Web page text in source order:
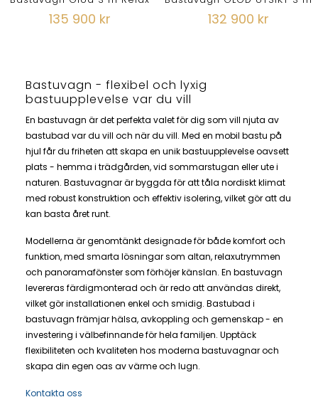
135 900 kr 132 900 kr
Bastuvagn - flexibel och lyxig
bastuupplevelse var du vill
En bastuvagn är det perfekta valet för dig som vill njuta av
bastubad var du vill och när du vill. Med en mobil bastu på
hjul får du friheten att skapa en unik bastuupplevelse oavsett
plats - hemma i trädgården, vid sommarstugan eller ute i
naturen. Bastuvagnar är byggda för att tåla nordiskt klimat
med robust konstruktion och effektiv isolering, vilket gör att du
kan basta året runt.
Modellerna är genomtänkt designade för både komfort och
funktion, med smarta lösningar som altan, relaxutrymmen
och panoramafönster som förhöjer känslan. En bastuvagn
levereras färdigmonterad och är redo att användas direkt,
vilket gör installationen enkel och smidig. Bastubad i
bastuvagn främjar hälsa, avkoppling och gemenskap - en
investering i välbefinnande för hela familjen. Upptäck
flexibiliteten och kvaliteten hos moderna bastuvagnar och
skapa din egen oas av värme och lugn.
Kontakta oss